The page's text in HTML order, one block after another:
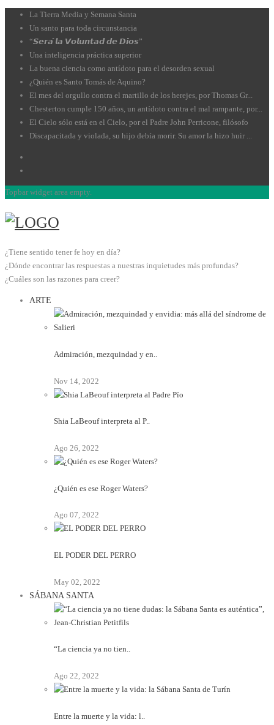
La Tierra Media y Semana Santa
Un santo para toda circunstancia
“𝙎𝙚𝙧𝙖́ 𝙡𝙖 𝙑𝙤𝙡𝙪𝙣𝙩𝙖𝙙 𝙙𝙚 𝘿𝙞𝙤𝙨”
Una inteligencia práctica superior
La buena ciencia como antídoto para el desorden sexual
¿Quién es Santo Tomás de Aquino?
El mes del orgullo contra el martillo de los herejes, por Thomas Gr...
Chesterton cumple 150 años, un antídoto contra el mal rampante, por...
El Cielo sólo está en el Cielo, por el Padre John Perricone, filósofo
Discapacitada y violada, su hijo debía morir. Su amor la hizo huir ...
Topbar widget area empty.
¿Tiene sentido tener fe hoy en día?
¿Dónde encontrar las respuestas a nuestras inquietudes más profundas?
¿Cuáles son las razones para creer?
ARTE
Admiración, mezquindad y en..
Nov 14, 2022
Shia LaBeouf interpreta al P..
Ago 26, 2022
¿Quién es ese Roger Waters?
Ago 07, 2022
EL PODER DEL PERRO
May 02, 2022
SÁBANA SANTA
“La ciencia ya no tien..
Ago 22, 2022
Entre la muerte y la vida: l..